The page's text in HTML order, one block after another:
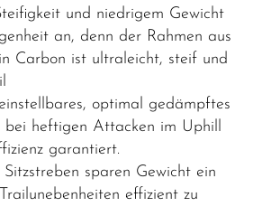
und niedrigem Gewicht
an, denn der Rahmen aus
Carbon ist ultraleicht, steif und
optimal gedämpftes
bei heftigen Attacken im Uphill
garantiert.
sparen Gewicht ein
effizient zu